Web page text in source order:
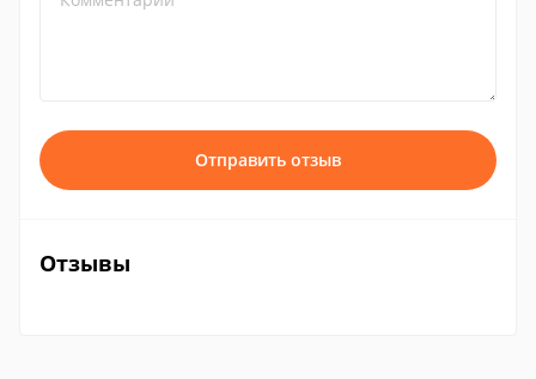
Отправить отзыв
Отзывы